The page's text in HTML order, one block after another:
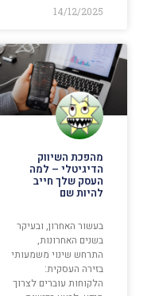
14/12/2025
מהפכת השיווק
הדיגיטלי – למה
העסק שלך חייב
להיות שם
בעשור האחרון, ובעיקר
בשנים האחרונות,
התרחש שינוי משמעותי
בזירה העסקית:
הלקוחות עוברים לצרוך